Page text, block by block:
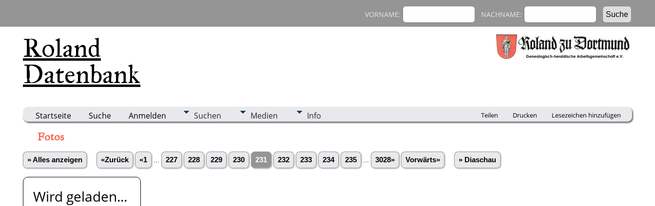
Roland
Datenbank
VORNAME: NACHNAME:
Startseite Suche Anmelden Suchen Medien Info Teilen Drucken Lesezeichen hinzufügen
Fotos
» Alles anzeigen «Zurück «1 227 228 229 230 231 232 233 234 235 3028» Vorwärts» » Diaschau
Wird geladen...